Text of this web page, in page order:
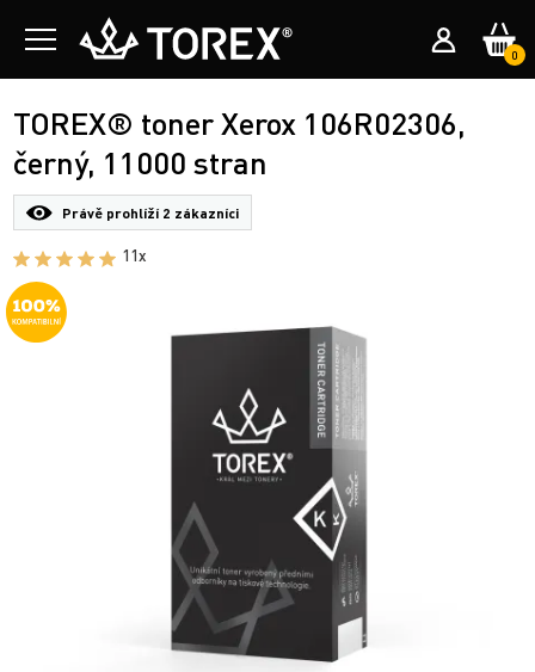
0
TOREX® toner Xerox 106R02306,
černý, 11000 stran
Právě prohlíží 2 zákazníci
11x